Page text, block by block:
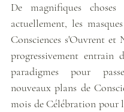
De magnifiques choses
actuellement, les
Consciences s'Ouvrent et
progressivement entrain
paradigmes pour
nouveaux plans de
mois de Célébration pour